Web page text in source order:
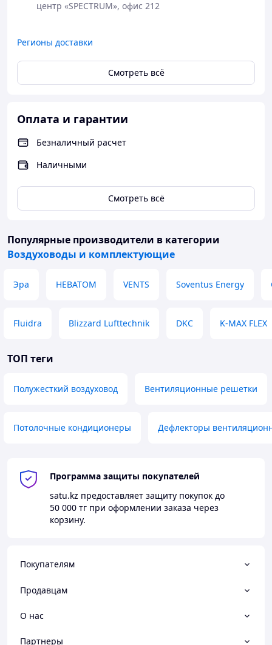
Регионы доставки
Смотреть всё
Оплата и гарантии
Безналичный расчет
Наличными
Смотреть всё
Популярные производители в категории
Воздуховоды и комплектующие
Эра НЕВАТОМ VENTS Soventus Energy
Fluidra Blizzard Lufttechnik DKC K-MAX FLEX
ТОП теги
Полужесткий воздуховод Вентиляционные решетки
Потолочные кондиционеры Дефлекторы
Программа защиты покупателей
satu.kz предоставляет защиту покупок до
50 000 тг при оформлении заказа через
корзину.
Покупателям
Продавцам
О нас
Партнеры